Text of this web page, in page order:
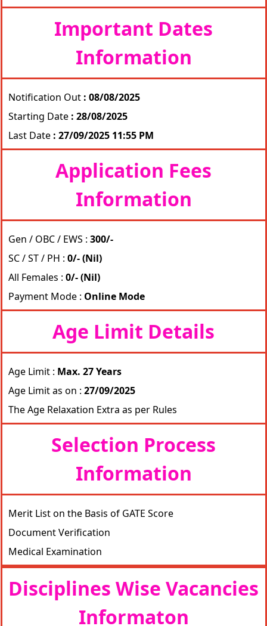
Important Dates
Information
Notification Out : 08/08/2025
Starting Date : 28/08/2025
Last Date : 27/09/2025 11:55 PM
Application Fees
Information
Gen / OBC / EWS : 300/-
SC / ST / PH : 0/- (Nil)
All Females : 0/- (Nil)
Payment Mode : Online Mode
Age Limit Details
Age Limit : Max. 27 Years
Age Limit as on : 27/09/2025
The Age Relaxation Extra as per Rules
Selection Process
Information
Merit List on the Basis of GATE Score
Document Verification
Medical Examination
Disciplines Wise Vacancies
Informaton